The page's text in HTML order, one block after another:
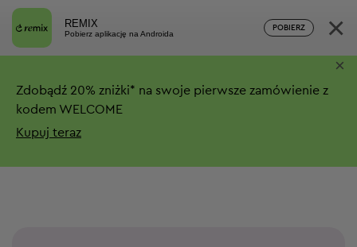
REMIX
Pobierz aplikację na Androida
POBIERZ ×
Zdobądź 20% zniżki* na swoje pierwsze zamówienie z
kodem WELCOME
Kupuj teraz
×